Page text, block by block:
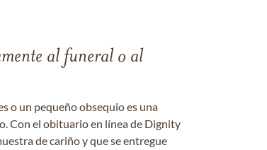
al funeral o al
o un pequeño obsequio es una
Con el obituario en línea de Dignity
de cariño y que se entregue